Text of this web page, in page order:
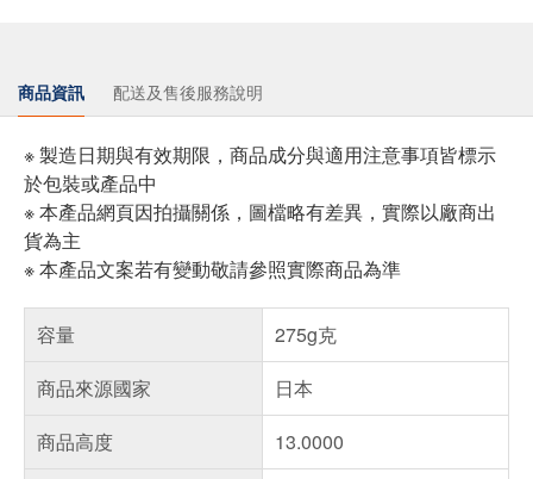
商品資訊 配送及售後服務說明
※ 製造日期與有效期限，商品成分與適用注意事項皆標示
於包裝或產品中
※ 本產品網頁因拍攝關係，圖檔略有差異，實際以廠商出
貨為主
※ 本產品文案若有變動敬請參照實際商品為準
容量
275g克
商品來源國家
日本
商品高度
13.0000